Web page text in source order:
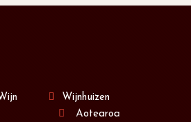
Wijnhuizen
Aotearoa